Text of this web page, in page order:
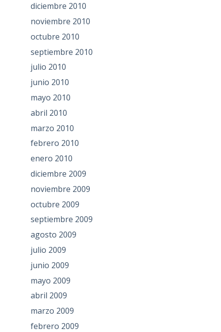
diciembre 2010
noviembre 2010
octubre 2010
septiembre 2010
julio 2010
junio 2010
mayo 2010
abril 2010
marzo 2010
febrero 2010
enero 2010
diciembre 2009
noviembre 2009
octubre 2009
septiembre 2009
agosto 2009
julio 2009
junio 2009
mayo 2009
abril 2009
marzo 2009
febrero 2009